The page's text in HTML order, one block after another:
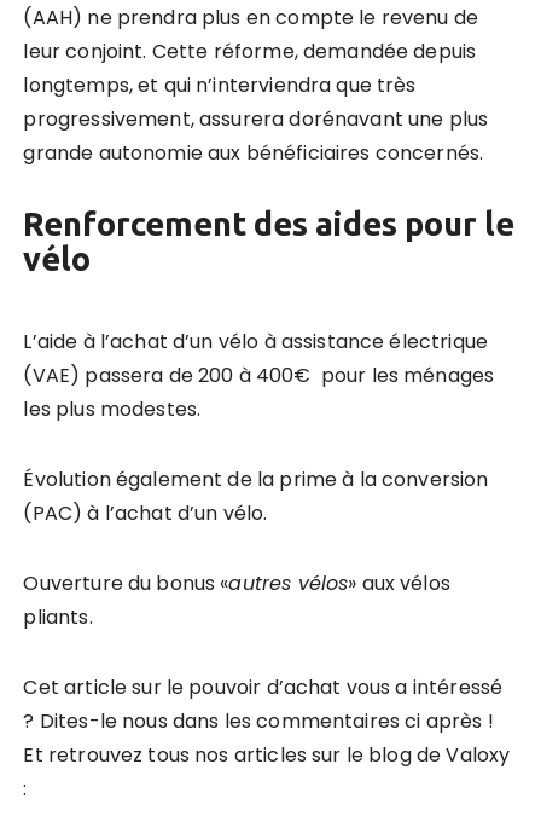
(AAH) ne prendra plus en compte le revenu de
leur conjoint. Cette réforme, demandée depuis
longtemps, et qui n’interviendra que très
progressivement, assurera dorénavant une plus
grande autonomie aux bénéficiaires concernés.
Renforcement des aides pour le
vélo
L’aide à l’achat d’un vélo à assistance électrique
(VAE) passera de 200 à 400€ pour les ménages
les plus modestes.
Évolution également de la prime à la conversion
(PAC) à l’achat d’un vélo.
Ouverture du bonus «autres vélos» aux vélos
pliants.
Cet article sur le pouvoir d’achat vous a intéressé
? Dites-le nous dans les commentaires ci après !
Et retrouvez tous nos articles sur le blog de Valoxy
: